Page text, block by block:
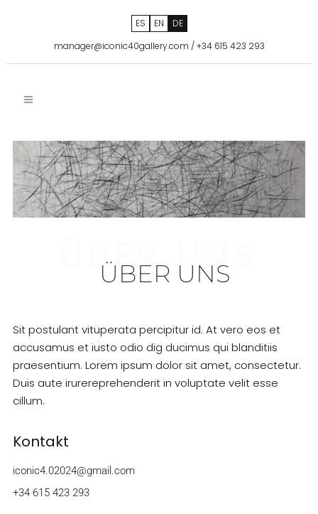
ES EN
DE
manager@iconic40gallery.com /+34 615 423 293
ÜBER UNS
ÜBER UNS
Sit postulant vituperata percipitur id. At vero eos et
accusamus et iusto odio dig ducimus qui blanditiis
praesentium. Lorem ipsum dolor sit amet, consectetur.
Duis aute irurereprehenderit in voluptate velit esse
cillum.
Kontakt
iconic4.02024@gmail.com
+34 615 423 293